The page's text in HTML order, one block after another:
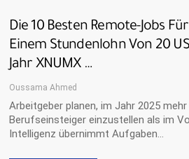
Die 10 Besten Remote-Jobs
Einem Stundenlohn Von 20
Jahr XNUMX …
Oussama Ahmed
Arbeitgeber planen, im Jahr 2025
Berufseinsteiger einzustellen als im
Intelligenz übernimmt Aufgaben…